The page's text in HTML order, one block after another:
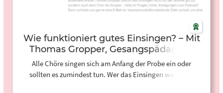
Wie funktioniert gutes Einsingen? – Mit
Thomas Gropper, Gesangspädagoge
Alle Chöre singen sich am Anfang der Probe ein oder
sollten es zumindest tun. Wer das Einsingen weglässt,